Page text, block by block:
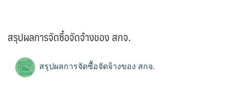
สรุปผลการจัดซื้อจัดจ้างของ สกจ.
สรุปผลการจัดซื้อจัดจ้างของ สกจ.